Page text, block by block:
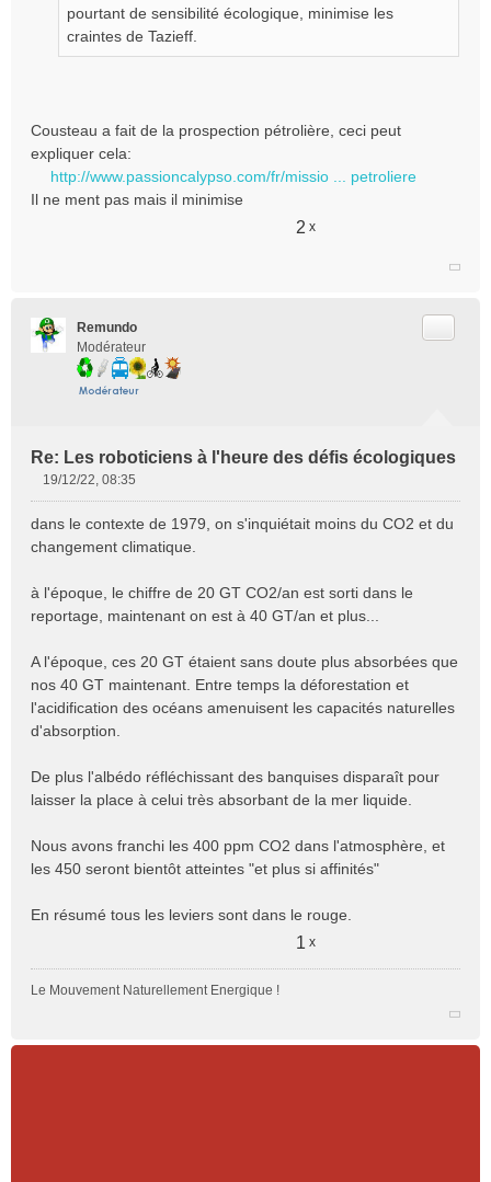
u
pourtant de sensibilité écologique, minimise les
craintes de Tazieff.
Cousteau a fait de la prospection pétrolière, ceci peut
expliquer cela:
http://www.passioncalypso.com/fr/missio ... petroliere
Il ne ment pas mais il minimise
2 x
Remundo
Modérateur
Re: Les roboticiens à l'heure des défis écologiques
s
s
g
e
n
l
u
19/12/22, 08:35
dans le contexte de 1979, on s'inquiétait moins du CO2 et du
changement climatique.
à l'époque, le chiffre de 20 GT CO2/an est sorti dans le
reportage, maintenant on est à 40 GT/an et plus...
A l'époque, ces 20 GT étaient sans doute plus absorbées que
nos 40 GT maintenant. Entre temps la déforestation et
l'acidification des océans amenuisent les capacités naturelles
d'absorption.
De plus l'albédo réfléchissant des banquises disparaît pour
laisser la place à celui très absorbant de la mer liquide.
Nous avons franchi les 400 ppm CO2 dans l'atmosphère, et
les 450 seront bientôt atteintes "et plus si affinités"
En résumé tous les leviers sont dans le rouge.
1 x
Le Mouvement Naturellement Energique !